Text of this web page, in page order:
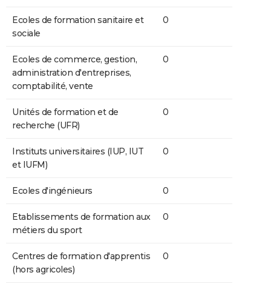
Ecoles de formation sanitaire et
sociale
0
Ecoles de commerce, gestion,
administration d'entreprises,
comptabilité, vente
0
Unités de formation et de
recherche (UFR)
0
Instituts universitaires (IUP, IUT
et IUFM)
0
Ecoles d'ingénieurs 0
Etablissements de formation aux
métiers du sport
0
Centres de formation d'apprentis
(hors agricoles)
0